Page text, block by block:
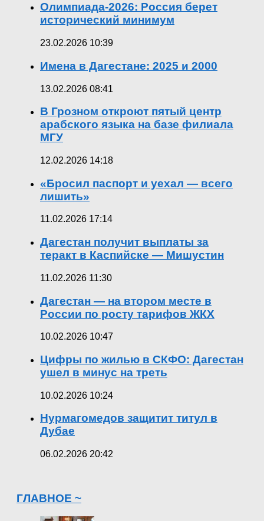
Олимпиада-2026: Россия берет
исторический минимум
23.02.2026 10:39
Имена в Дагестане: 2025 и 2000
13.02.2026 08:41
В Грозном откроют пятый центр
арабского языка на базе филиала
МГУ
12.02.2026 14:18
«Бросил паспорт и уехал — всего
лишить»
11.02.2026 17:14
Дагестан получит выплаты за
теракт в Каспийске — Мишустин
11.02.2026 11:30
Дагестан — на втором месте в
России по росту тарифов ЖКХ
10.02.2026 10:47
Цифры по жилью в СКФО: Дагестан
ушел в минус на треть
10.02.2026 10:24
Нурмагомедов защитит титул в
Дубае
06.02.2026 20:42
ГЛАВНОЕ ~